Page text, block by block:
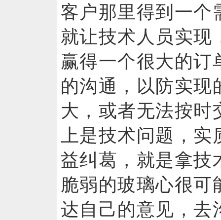
客户那里得到一个
就让技术人员实现
赢得一个很大的订
的沟通，以防实现
大，或者无法按时
上是技术问题，
益纠葛，就是拿技
脆弱的玻璃心很可
达自己的意见，去